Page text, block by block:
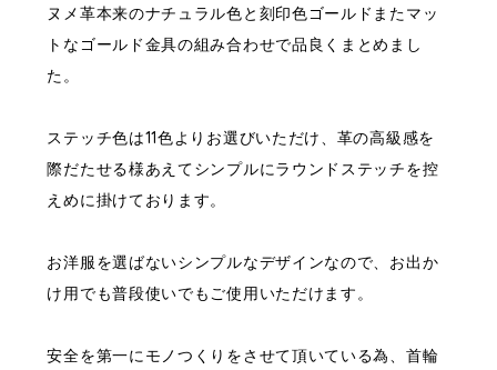
ヌメ革本来のナチュラル色と刻印色ゴールドまたマッ
トなゴールド金具の組み合わせで品良くまとめまし
た。
ステッチ色は11色よりお選びいただけ、革の高級感を
際だたせる様あえてシンプルにラウンドステッチを控
えめに掛けております。
お洋服を選ばないシンプルなデザインなので、お出か
け用でも普段使いでもご使用いただけます。
安全を第一にモノつくりをさせて頂いている為、首輪